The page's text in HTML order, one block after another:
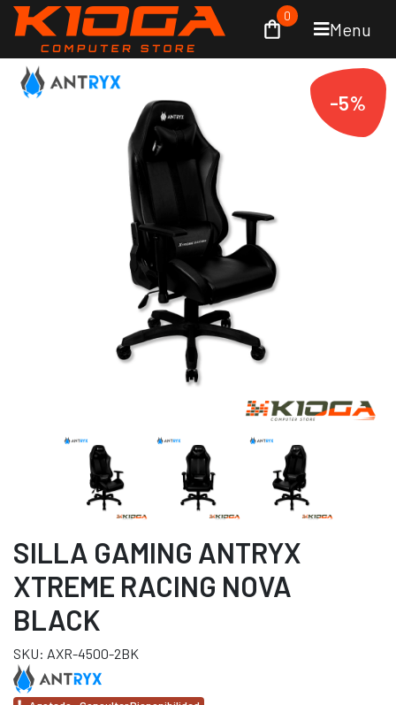
Menu
0
-5%
SILLA GAMING ANTRYX
XTREME RACING NOVA
BLACK
SKU: AXR-4500-2BK